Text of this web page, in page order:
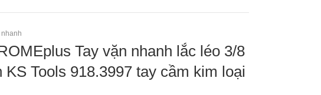
nhanh
Tay vặn nhanh lắc léo 3/8
KS Tools 918.3997 tay cầm kim loại